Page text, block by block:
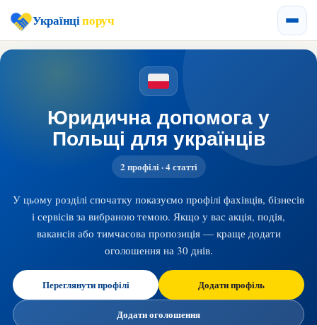
Українціпоруч
Юридична допомога у
Польщі для українців
2 профілі · 4 статті
У цьому розділі спочатку показуємо профілі фахівців, бізнесів
і сервісів за вибраною темою. Якщо у вас акція, подія,
вакансія або тимчасова пропозиція — краще додати
оголошення на 30 днів.
Переглянути профілі Додати профіль
Додати оголошення